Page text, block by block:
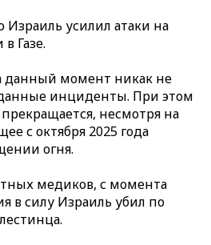
Израиль усилил атаки на
Газе.
данный момент никак не
инциденты. При этом
несмотря на
с октября 2025 года
огня.
медиков, с момента
в силу Израиль убил по